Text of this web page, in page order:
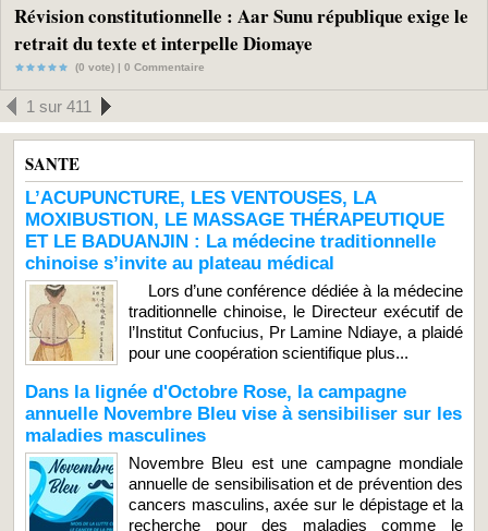
Révision constitutionnelle : Aar Sunu république exige le
retrait du texte et interpelle Diomaye
(0 vote) | 0 Commentaire
1 sur 411
SANTE
L’ACUPUNCTURE, LES VENTOUSES, LA
MOXIBUSTION, LE MASSAGE THÉRAPEUTIQUE
ET LE BADUANJIN : La médecine traditionnelle
chinoise s’invite au plateau médical
Lors d’une conférence dédiée à la médecine
traditionnelle chinoise, le Directeur exécutif de
l’Institut Confucius, Pr Lamine Ndiaye, a plaidé
pour une coopération scientifique plus...
Dans la lignée d'Octobre Rose, la campagne
annuelle Novembre Bleu vise à sensibiliser sur les
maladies masculines
Novembre Bleu est une campagne mondiale
annuelle de sensibilisation et de prévention des
cancers masculins, axée sur le dépistage et la
recherche pour des maladies comme le